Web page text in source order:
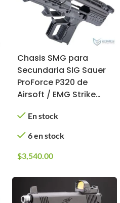
Chasis SMG para
Secundaria SIG Sauer
ProForce P320 de
Airsoft / EMG Strike
réplica)
En stock
6 en stock
$3,540.00